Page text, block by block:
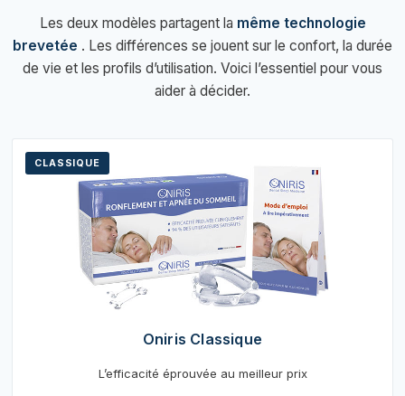
Les deux modèles partagent la même technologie
brevetée . Les différences se jouent sur le confort, la durée
de vie et les profils d’utilisation. Voici l’essentiel pour vous
aider à décider.
CLASSIQUE
Oniris Classique
L’efficacité éprouvée au meilleur prix